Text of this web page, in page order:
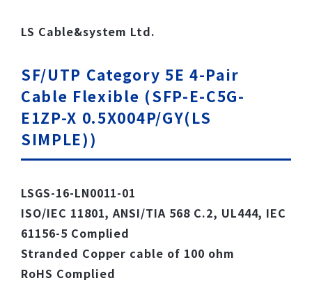
LS Cable&system Ltd.
SF/UTP Category 5E 4-Pair
Cable Flexible (SFP-E-C5G-
E1ZP-X 0.5X004P/GY(LS
SIMPLE))
LSGS-16-LN0011-01
ISO/IEC 11801, ANSI/TIA 568 C.2, UL444, IEC
61156-5 Complied
Stranded Copper cable of 100 ohm
RoHS Complied